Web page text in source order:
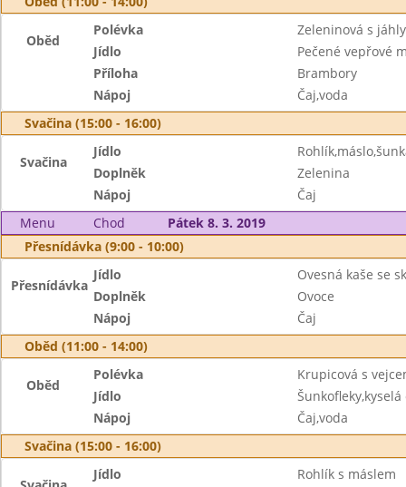
Oběd
Polévka
Zeleninová s jáhly
Jídlo
Pečené vepřové
Příloha
Brambory
Nápoj
Čaj,voda
Svačina (15:00 - 16:00)
Svačina
Jídlo
Doplněk
Zelenina
Nápoj
Čaj
Menu
Chod
Pátek 8. 3. 2019
Přesnídávka (9:00 - 10:00)
Přesnídávka
Jídlo
Ovesná kaše se
Doplněk
Ovoce
Nápoj
Čaj
Oběd (11:00 - 14:00)
Oběd
Polévka
Krupicová s
Jídlo
Nápoj
Čaj,voda
Svačina (15:00 - 16:00)
Jídlo
Rohlík s máslem